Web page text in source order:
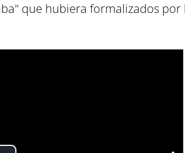
que hubiera formalizados